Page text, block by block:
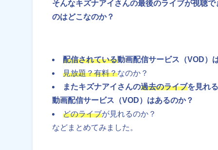
そんなキズナアイさんの最後のライブが視聴で
のはどこなのか？
配信されている動画配信サービス（VOD）
見放題？有料？なのか？
またキズナアイさんの過去のライブを見れる
動画配信サービス（VOD）はあるのか？
どのライブが見れるのか？
などまとめてみました。